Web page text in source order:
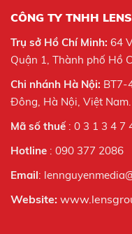
CÔNG TY TNHH
Trụ sở Hồ Chí Minh: 64
Quận 1, Thành phố Hồ
Chi nhánh Hà Nội: BT7-
Đông, Hà Nội, Việt Nam.
Mã số thuế : 0 3 1 3 4 7
Hotline : 090 377 2086
Email:
Website: